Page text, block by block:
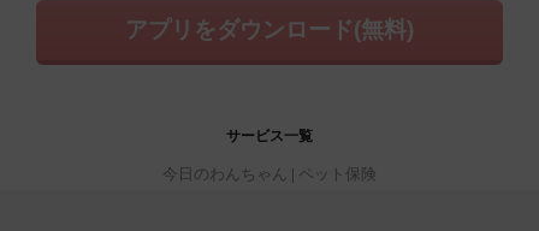
アプリをダウンロード(無料)
サービス一覧
今日のわんちゃん ペット保険